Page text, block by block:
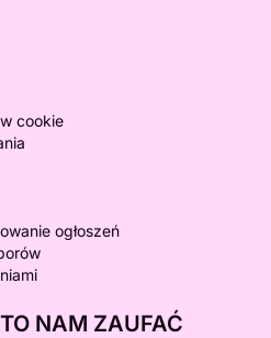
cookie
ogłoszeń
NAM ZAUFAĆ